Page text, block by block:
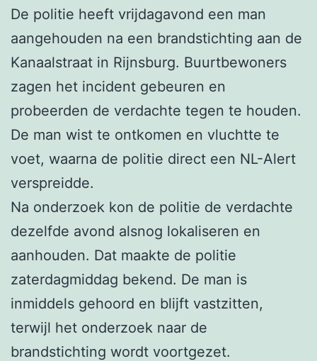
De politie heeft vrijdagavond een man
aangehouden na een brandstichting aan de
Kanaalstraat in Rijnsburg. Buurtbewoners
zagen het incident gebeuren en
probeerden de verdachte tegen te houden.
De man wist te ontkomen en vluchtte te
voet, waarna de politie direct een NL-Alert
verspreidde.
Na onderzoek kon de politie de verdachte
dezelfde avond alsnog lokaliseren en
aanhouden. Dat maakte de politie
zaterdagmiddag bekend. De man is
inmiddels gehoord en blijft vastzitten,
terwijl het onderzoek naar de
brandstichting wordt voortgezet.